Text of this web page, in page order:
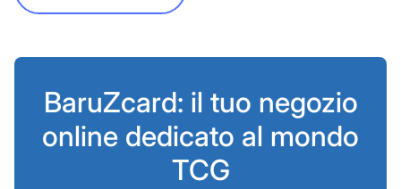
BaruZcard: il tuo negozio
online dedicato al mondo
TCG